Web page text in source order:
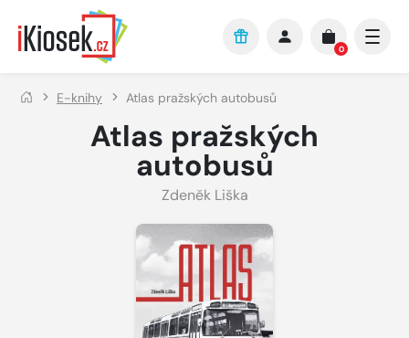
Přejít na hlavní obsah
0
E-knihy Atlas pražských autobusů
Atlas pražských
autobusů
Zdeněk Liška